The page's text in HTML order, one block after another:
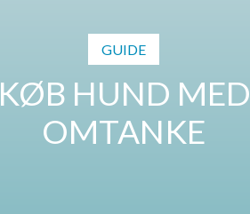
GUIDE
KØB HUND MED
OMTANKE